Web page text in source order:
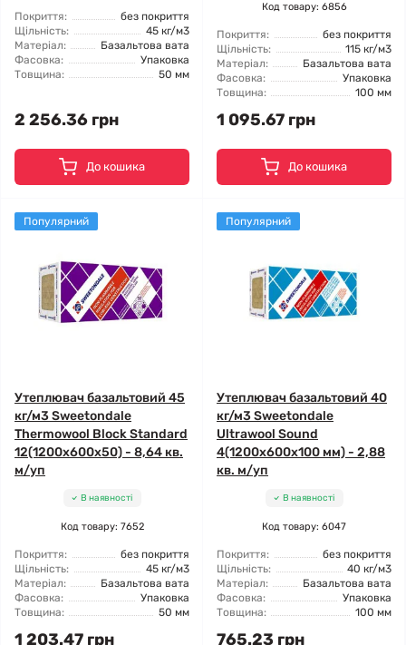
Покриття:
без покриття
Щільність:
45 кг/м3
Матеріал:
Базальтова вата
Фасовка:
Упаковка
Товщина:
50 мм
2 256.36 грн
До кошика
Код товару: 6856
Покриття:
без покриття
Щільність:
115 кг/м3
Матеріал:
Базальтова вата
Фасовка:
Упаковка
Товщина:
100 мм
1 095.67 грн
До кошика
Популярний
Утеплювач базальтовий 45
кг/м3 Sweetondale
Thermowool Block Standard
12(1200x600x50) - 8,64 кв.
м/уп
В наявності
Код товару: 7652
Покриття:
без покриття
Щільність:
45 кг/м3
Матеріал:
Базальтова вата
Фасовка:
Упаковка
Товщина:
50 мм
1 203.47 грн
Популярний
Утеплювач базальтовий 40
кг/м3 Sweetondale
Ultrawool Sound
4(1200x600x100 мм) - 2,88
кв. м/уп
В наявності
Код товару: 6047
Покриття:
без покриття
Щільність:
40 кг/м3
Матеріал:
Базальтова вата
Фасовка:
Упаковка
Товщина:
100 мм
765.23 грн